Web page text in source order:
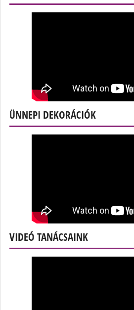
ÜNNEPI DEKORÁCIÓK
VIDEÓ TANÁCSAINK